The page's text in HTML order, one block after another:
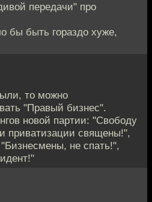
передачи" про
бы быть гораздо хуже,
то можно
"Правый бизнес".
новой партии: "Свободу
приватизации священы!",
не спать!",